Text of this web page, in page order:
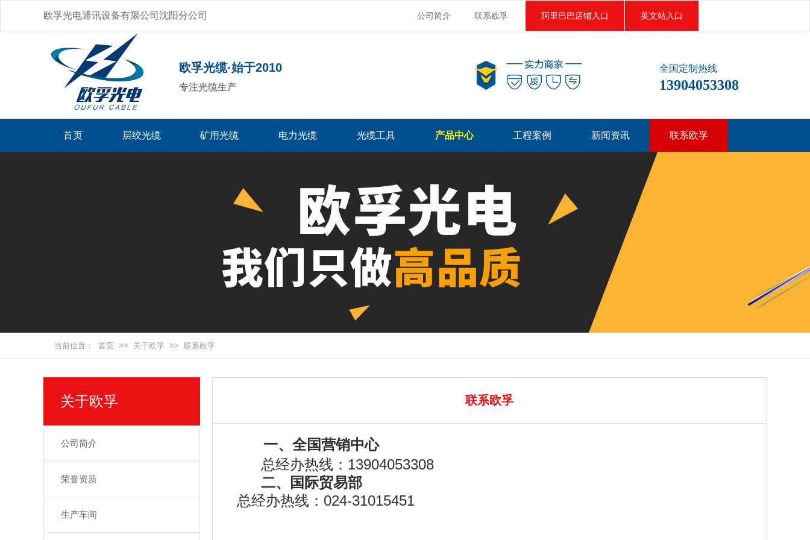
欧孚光电通讯设备有限公司沈阳分公司 公司简介 联系欧孚 阿里巴巴店铺入口 英文站入口
欧孚光缆·始于2010
专注光缆生产
全国定制热线
13904053308
首页 层绞光缆 矿用光缆 电力光缆 光缆工具 产品中心 工程案例 新闻资讯 联系欧孚
当前位置： 首页 >> 关于欧孚 >> 联系欧孚
关于欧孚
公司简介
荣誉资质
生产车间
联系欧孚
一、全国营销中心
总经办热线：13904053308
二、国际贸易部
总经办热线：024-31015451